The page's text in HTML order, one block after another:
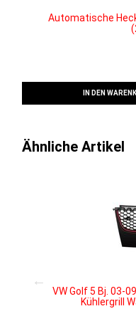
Automatische
IN DEN
Ähnliche Artikel
VW Golf 5 Bj. 03-
Kühlergrill